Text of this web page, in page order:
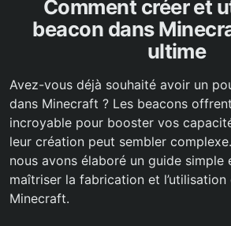
Comment créer et
beacon dans
ultime
Avez-vous déjà souhaité avoir un
dans Minecraft ? Les beacons
incroyable pour booster vos
leur création peut sembler
nous avons élaboré un guide
maîtriser la fabrication et
Minecraft.